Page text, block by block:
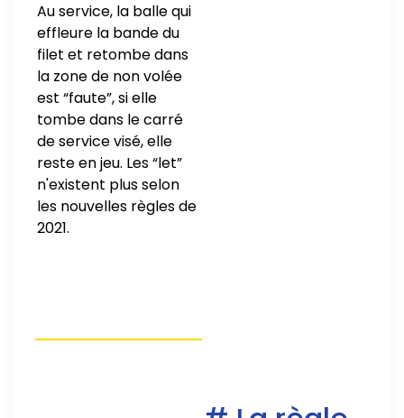
Au service, la balle qui
effleure la bande du
filet et retombe dans
la zone de non volée
est “faute”, si elle
tombe dans le carré
de service visé, elle
reste en jeu. Les “let”
n'existent plus selon
les nouvelles règles de
2021.